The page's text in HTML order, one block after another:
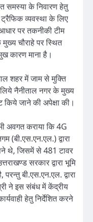
समस्या के निवारण हेतु
ट्रैफिक व्यवस्था के लिए
पर तकनीकी टीम
मुख्य चौराहे पर स्थित
कारण माना है।
शहर में जाम से मुक्ति
नैनीताल नगर के मुख्य
किये जाने की अपेक्षा की।
अवगत कराया कि 4G
(बी.एस.एन.एल.) द्वारा
थे, जिसमें से 481 टावर
सरकार द्वारा भूमि
बी.एस.एन.एल. द्वारा
ने इस संबंध में केंद्रीय
हेतु निर्देशित करने